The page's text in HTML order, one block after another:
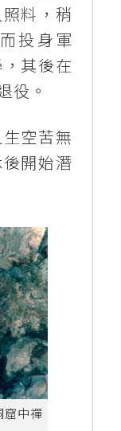
料，稍
投身軍
其後在
役。
空苦無
開始潛
窟中禪